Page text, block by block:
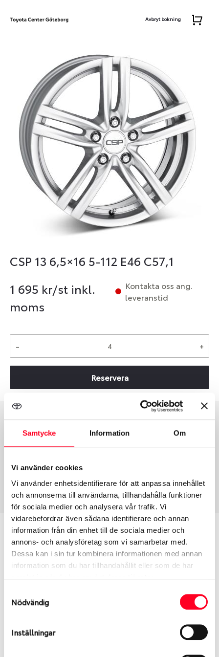
Samtycke Information Om
Vi använder cookies
Vi använder enhetsidentifierare för att anpassa innehållet
och annonserna till användarna, tillhandahålla funktioner
för sociala medier och analysera vår trafik. Vi
vidarebefordrar även sådana identifierare och annan
information från din enhet till de sociala medier och
annons- och analysföretag som vi samarbetar med.
Dessa kan i sin tur kombinera informationen med annan
information som du har tillhandahållit eller som de har
Nödvändig
Inställningar
Avbryt bokning
CSP 13 6,5×16 5-112 E46 C57,1
1 695 kr/st inkl.
moms
Kontakta oss ang.
leveranstid
- +
Reservera
Group
Fälg PV/C LM
Tum
46
112 7778
Passar denna fälg min bil?
Ange registreringsnummer för att se om den fälg
du valt passar din bilmodell. Se till att kolla en extra
Ibland kan fälgen ha bytts ut under årens lopp och
inte vara samma dimension som bilen hade ut från
Sök